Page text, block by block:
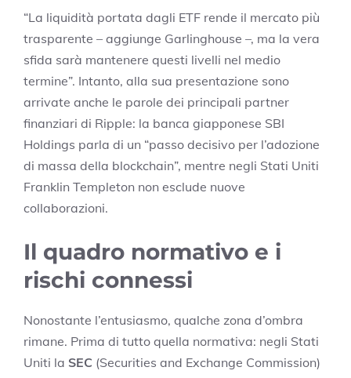
“La liquidità portata dagli ETF rende il mercato più
trasparente – aggiunge Garlinghouse –, ma la vera
sfida sarà mantenere questi livelli nel medio
termine”. Intanto, alla sua presentazione sono
arrivate anche le parole dei principali partner
finanziari di Ripple: la banca giapponese SBI
Holdings parla di un “passo decisivo per l’adozione
di massa della blockchain”, mentre negli Stati Uniti
Franklin Templeton non esclude nuove
collaborazioni.
Il quadro normativo e i
rischi connessi
Nonostante l’entusiasmo, qualche zona d’ombra
rimane. Prima di tutto quella normativa: negli Stati
Uniti la SEC (Securities and Exchange Commission)